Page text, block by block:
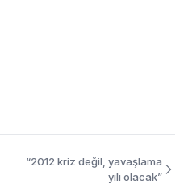
“2012 kriz değil, yavaşlama
yılı olacak”